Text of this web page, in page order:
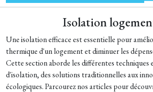
Isolation
Une isolation efficace est essentielle pour
thermique d'un logement et diminuer les
Cette section aborde les différentes techniques
d'isolation, des solutions traditionnelles aux
écologiques. Parcourez nos articles pour